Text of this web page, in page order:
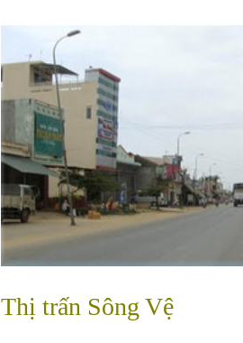
Thị trấn Sông Vệ